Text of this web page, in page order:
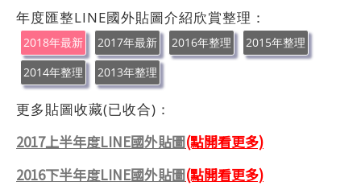
年度匯整LINE國外貼圖介紹欣賞整理：
2018年最新 2017年最新 2016年整理
2015年整理
2014年整理
2013年整理
更多貼圖收藏(已收合)：
2017上半年度LINE國外貼圖(點開看更多)
2016下半年度LINE國外貼圖(點開看更多)